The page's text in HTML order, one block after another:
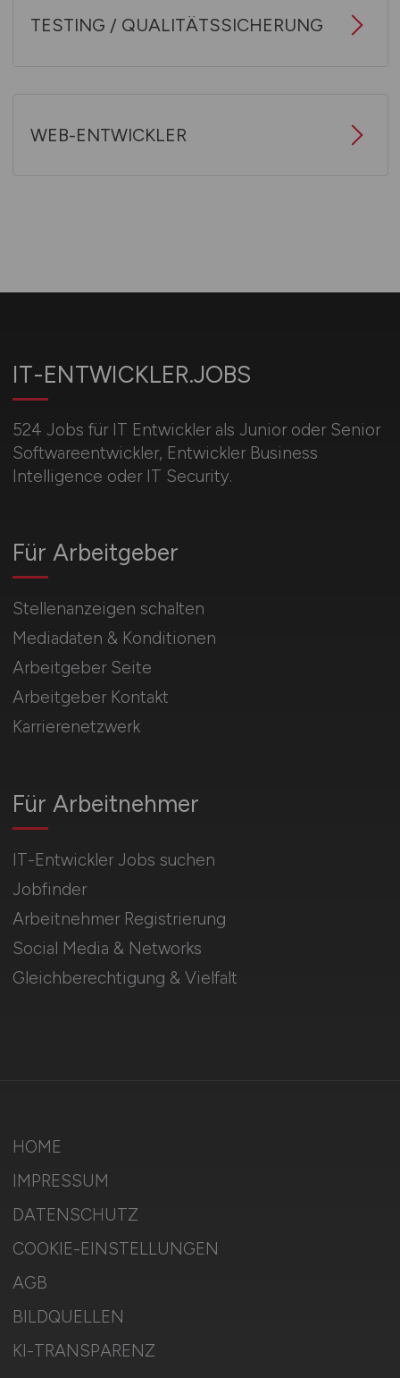
TESTING / QUALITÄTSSICHERUNG
WEB-ENTWICKLER
IT-ENTWICKLER.JOBS
524 Jobs für IT Entwickler als Junior oder Senior
Softwareentwickler, Entwickler Business
Intelligence oder IT Security.
Für Arbeitnehmer
IT-Entwickler Jobs suchen
Jobfinder
Arbeitnehmer Registrierung
Social Media & Networks
Gleichberechtigung & Vielfalt
Für Arbeitgeber
Stellenanzeigen schalten
Mediadaten & Konditionen
Arbeitgeber Seite
Arbeitgeber Kontakt
Karrierenetzwerk
HOME
IMPRESSUM
DATENSCHUTZ
COOKIE-EINSTELLUNGEN
AGB
BILDQUELLEN
KI-TRANSPARENZ